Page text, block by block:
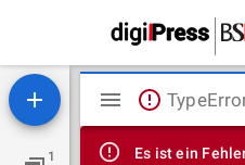
1
Mirador
Viewer
Es ist ein